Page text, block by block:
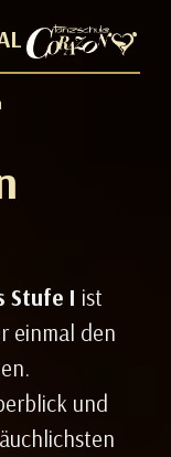
Stufe I ist
einmal den
und